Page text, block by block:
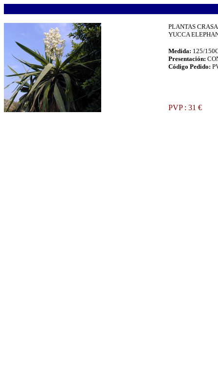
PLANTAS
YUCCA
Medida: 125/
Presentación:
Código Pedido:
PVP : 31 €